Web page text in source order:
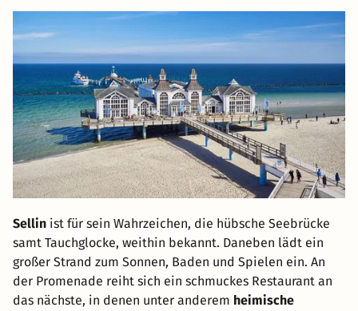
Sellin ist für sein Wahrzeichen, die hübsche Seebrücke
samt Tauchglocke, weithin bekannt. Daneben lädt ein
großer Strand zum Sonnen, Baden und Spielen ein. An
der Promenade reiht sich ein schmuckes Restaurant an
das nächste, in denen unter anderem heimische